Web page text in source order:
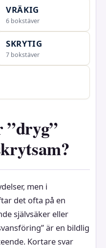
VRÄKIG
6 bokstäver
SKRYTIG
7 bokstäver
”dryg”
men i
det ofta på en
självsäker eller
är en bildlig
Kortare svar